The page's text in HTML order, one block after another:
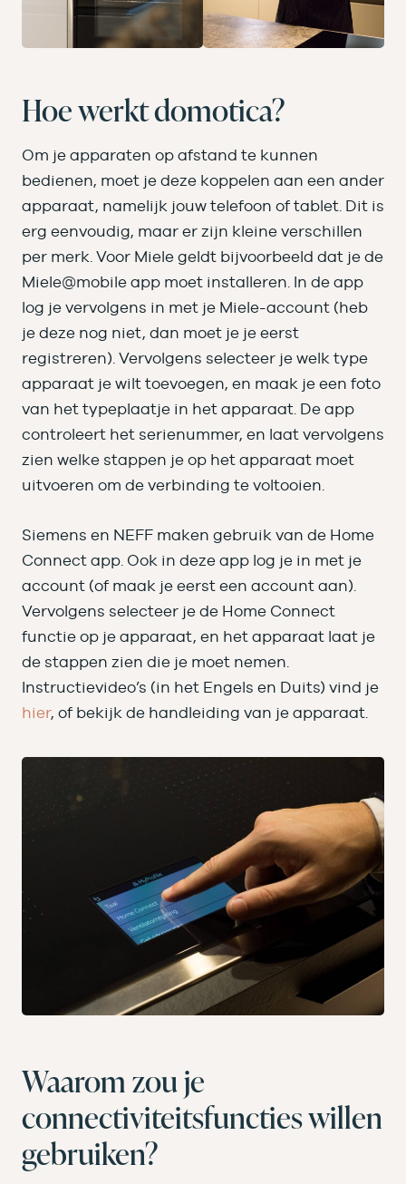
Hoe werkt domotica?
Om je apparaten op afstand te kunnen
bedienen, moet je deze koppelen aan een ander
apparaat, namelijk jouw telefoon of tablet. Dit is
erg eenvoudig, maar er zijn kleine verschillen
per merk. Voor Miele geldt bijvoorbeeld dat je de
Miele@mobile app moet installeren. In de app
log je vervolgens in met je Miele-account (heb
je deze nog niet, dan moet je je eerst
registreren). Vervolgens selecteer je welk type
apparaat je wilt toevoegen, en maak je een foto
van het typeplaatje in het apparaat. De app
controleert het serienummer, en laat vervolgens
zien welke stappen je op het apparaat moet
uitvoeren om de verbinding te voltooien.
Siemens en NEFF maken gebruik van de Home
Connect app. Ook in deze app log je in met je
account (of maak je eerst een account aan).
Vervolgens selecteer je de Home Connect
functie op je apparaat, en het apparaat laat je
de stappen zien die je moet nemen.
Instructievideo’s (in het Engels en Duits) vind je
hier, of bekijk de handleiding van je apparaat.
Waarom zou je
connectiviteitsfuncties willen
gebruiken?